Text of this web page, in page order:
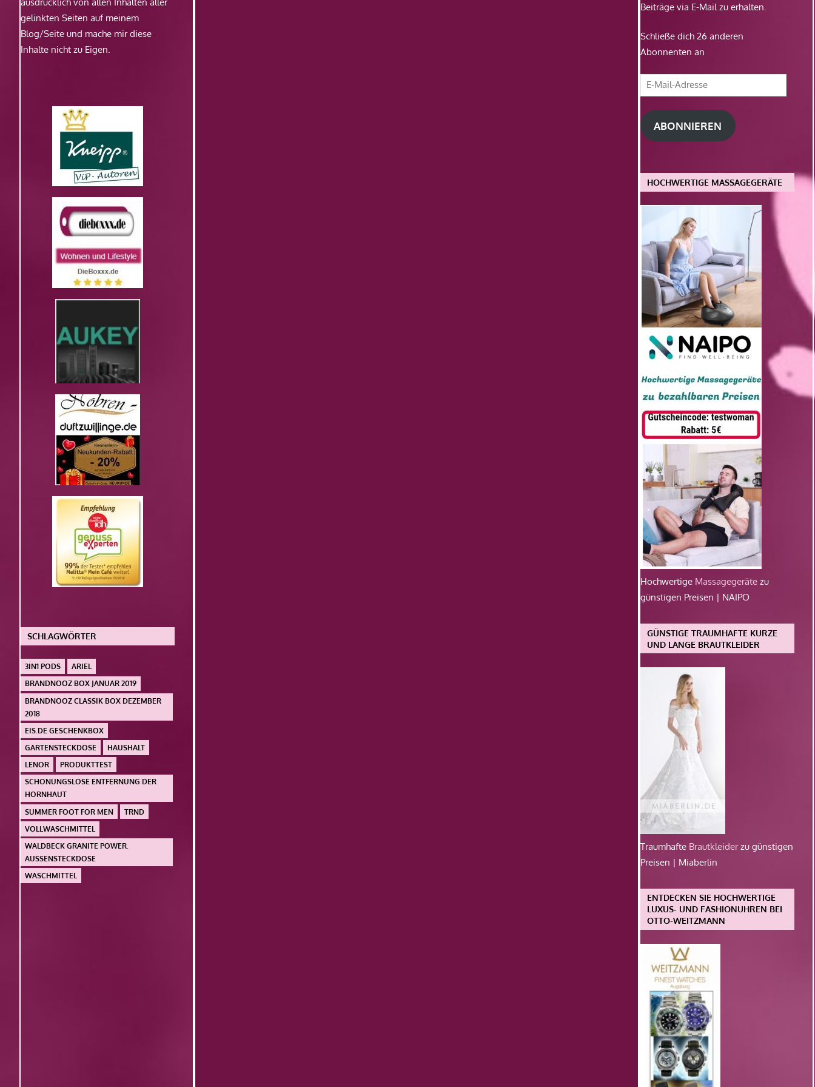
gelinkten Seiten auf meinem
Blog/Seite und mache mir diese
Inhalte nicht zu Eigen.
SCHLAGWÖRTER
3IN1 PODS
ARIEL
BRANDNOOZ BOX JANUAR 2019
BRANDNOOZ CLASSIK BOX DEZEMBER
2018
EIS.DE GESCHENKBOX
GARTENSTECKDOSE
HAUSHALT
LENOR
PRODUKTTEST
SCHONUNGSLOSE ENTFERNUNG DER
HORNHAUT
SUMMER FOOT FOR MEN
TRND
VOLLWASCHMITTEL
WALDBECK GRANITE POWER.
AUSSENSTECKDOSE
WASCHMITTEL
Beiträge via E-Mail zu erhalten.
Schließe dich 26 anderen
Abonnenten an
E-
Mail-
Adresse
ABONNIEREN
HOCHWERTIGE MASSAGEGERÄTE
Hochwertige Massagegeräte zu
günstigen Preisen | NAIPO
GÜNSTIGE TRAUMHAFTE KURZE
UND LANGE BRAUTKLEIDER
Traumhafte Brautkleiderzu günstigen
Preisen | Miaberlin
ENTDECKEN SIE HOCHWERTIGE
LUXUS- UND FASHIONUHREN BEI
OTTO-WEITZMANN